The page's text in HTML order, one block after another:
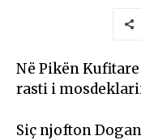
Në Pikën
rasti i
Siç njofton